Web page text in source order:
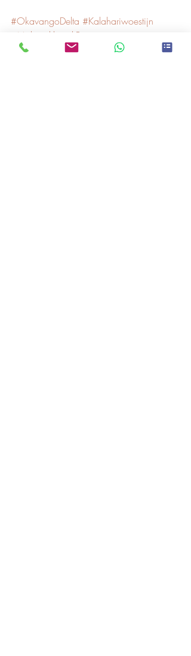
#OkavangoDelta #Kalahariwoestijn
#MakgadikgadiPans
#ChobeNationalPark
#Wildlife
#Safari